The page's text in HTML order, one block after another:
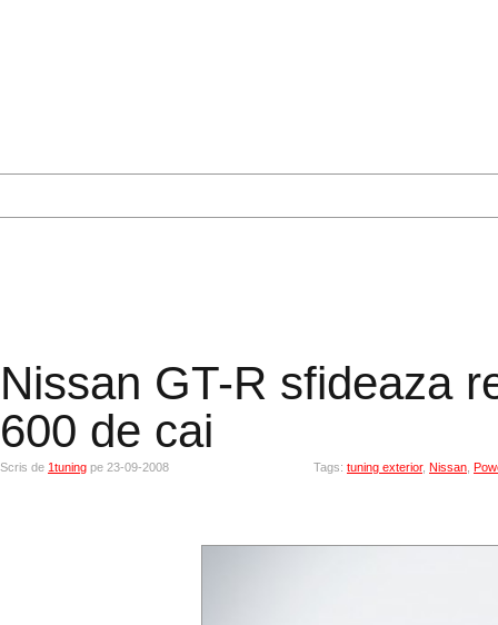
Nissan GT-R sfideaza
600 de cai
Scris de 1tuning pe 23-09-2008 Tags: tuning exterior, Nissan